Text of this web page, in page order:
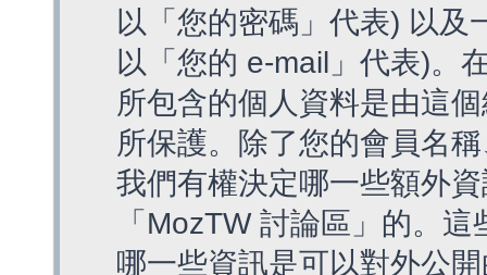
以「您的密碼」代表) 以及
以「您的 e-mail」代表)。
所包含的個人資料是由這
所保護。除了您的會員名
我們有權決定哪一些額外
「MozTW 討論區」的。
哪一些資訊是可以對外公